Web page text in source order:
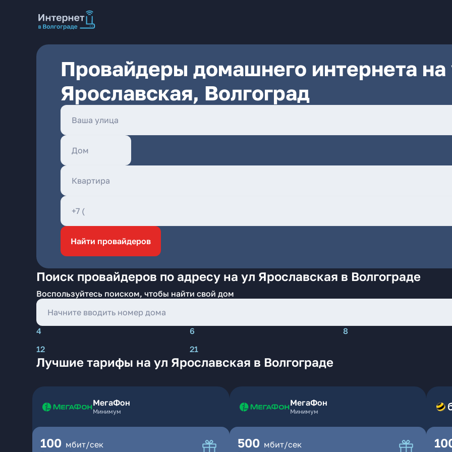
Провайдеры домашнего интернета на
Ярославская, Волгоград
Найти провайдеров
Поиск провайдеров по адресу на ул Ярославская в Волгограде
Воспользуйтесь поиском, чтобы найти свой дом
4 6 8
12
21
Лучшие тарифы на ул Ярославская в Волгограде
МегаФон
Минимум
100 мбит/сек
МегаФон
Минимум
500 мбит/сек